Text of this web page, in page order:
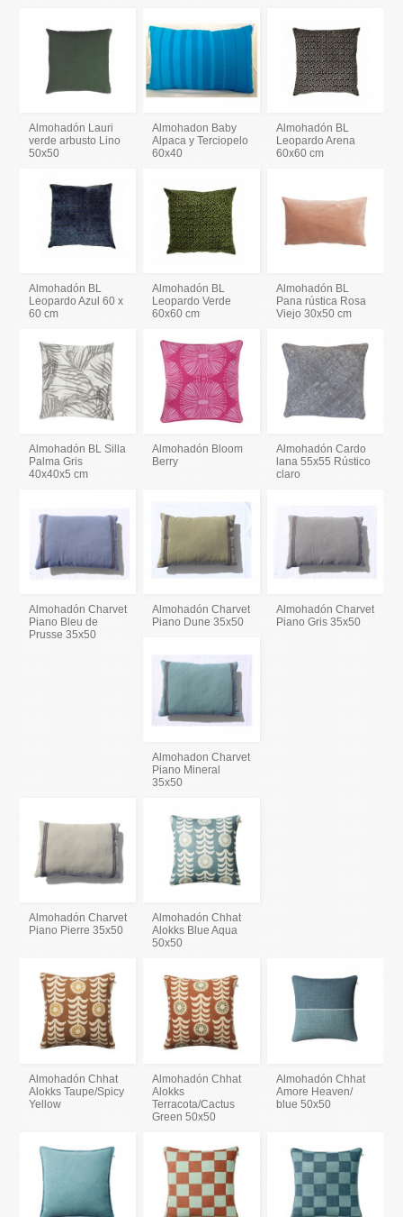
Almohadón Lauri
verde arbusto Lino
50x50
Almohadon Baby
Alpaca y Terciopelo
60x40
Almohadón BL
Leopardo Arena
60x60 cm
Almohadón BL
Leopardo Azul 60 x
60 cm
Almohadón BL
Leopardo Verde
60x60 cm
Almohadón BL
Pana rústica Rosa
Viejo 30x50 cm
Almohadón BL Silla
Palma Gris
40x40x5 cm
Almohadón Bloom
Berry
Almohadón Cardo
lana 55x55 Rústico
claro
Almohadón Charvet
Piano Bleu de
Prusse 35x50
Almohadón Charvet
Piano Dune 35x50
Almohadón Charvet
Piano Gris 35x50
Almohadon Charvet
Piano Mineral
35x50
Almohadón Charvet
Piano Pierre 35x50
Almohadón Chhat
Alokks Blue Aqua
50x50
Almohadón Chhat
Alokks Taupe/Spicy
Yellow
Almohadón Chhat
Alokks
Terracota/Cactus
Green 50x50
Almohadón Chhat
Amore Heaven/
blue 50x50